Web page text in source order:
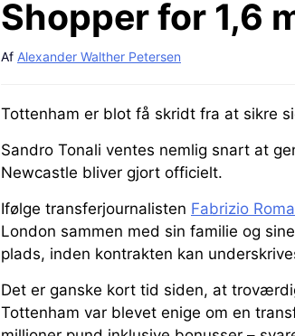
Shopper for 1,6
Af Alexander Walther Petersen
Tottenham er blot få skridt fra at sikre
Sandro Tonali ventes nemlig snart at
Newcastle bliver gjort officielt.
Ifølge transferjournalisten Fabrizio
London sammen med sin familie og
plads, inden kontrakten kan
Det er ganske kort tid siden, at
Tottenham var blevet enige om en